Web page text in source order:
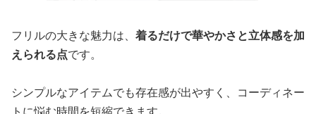
フリルの大きな魅力は、 着るだけで華やかさと立体感を加
えられる点です。
シンプルなアイテムでも存在感が出やすく、コーディネー